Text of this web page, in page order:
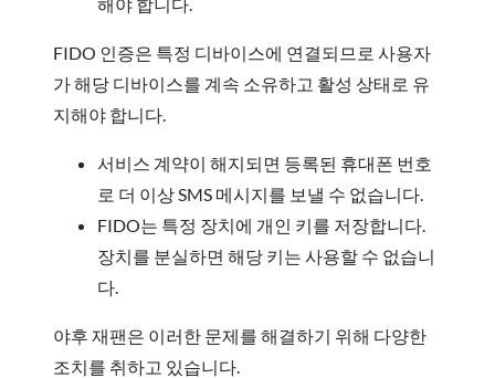
FIDO 인증은 특정 디바이스에 연결되므로 사용자
가 해당 디바이스를 계속 소유하고 활성 상태로 유
지해야 합니다.
서비스 계약이 해지되면 등록된 휴대폰 번호
로 더 이상 SMS 메시지를 보낼 수 없습니다.
FIDO는 특정 장치에 개인 키를 저장합니다.
장치를 분실하면 해당 키는 사용할 수 없습니
다.
야후 재팬은 이러한 문제를 해결하기 위해 다양한
조치를 취하고 있습니다.